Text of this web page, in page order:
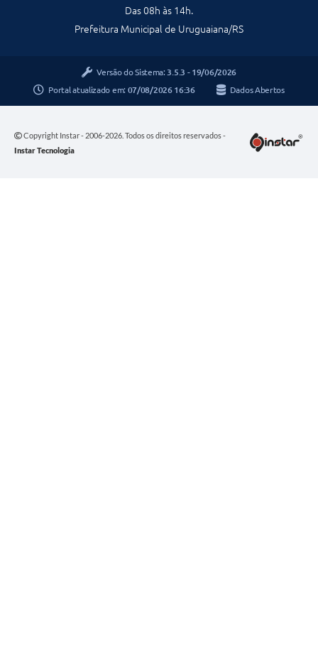
Das 08h às 14h.
Prefeitura Municipal de Uruguaiana/RS
Versão do Sistema: 3.5.3 - 19/06/2026
Portal atualizado em: 07/08/2026 16:36 Dados Abertos
Copyright Instar - 2006-2026. Todos os direitos reservados -
Instar Tecnologia